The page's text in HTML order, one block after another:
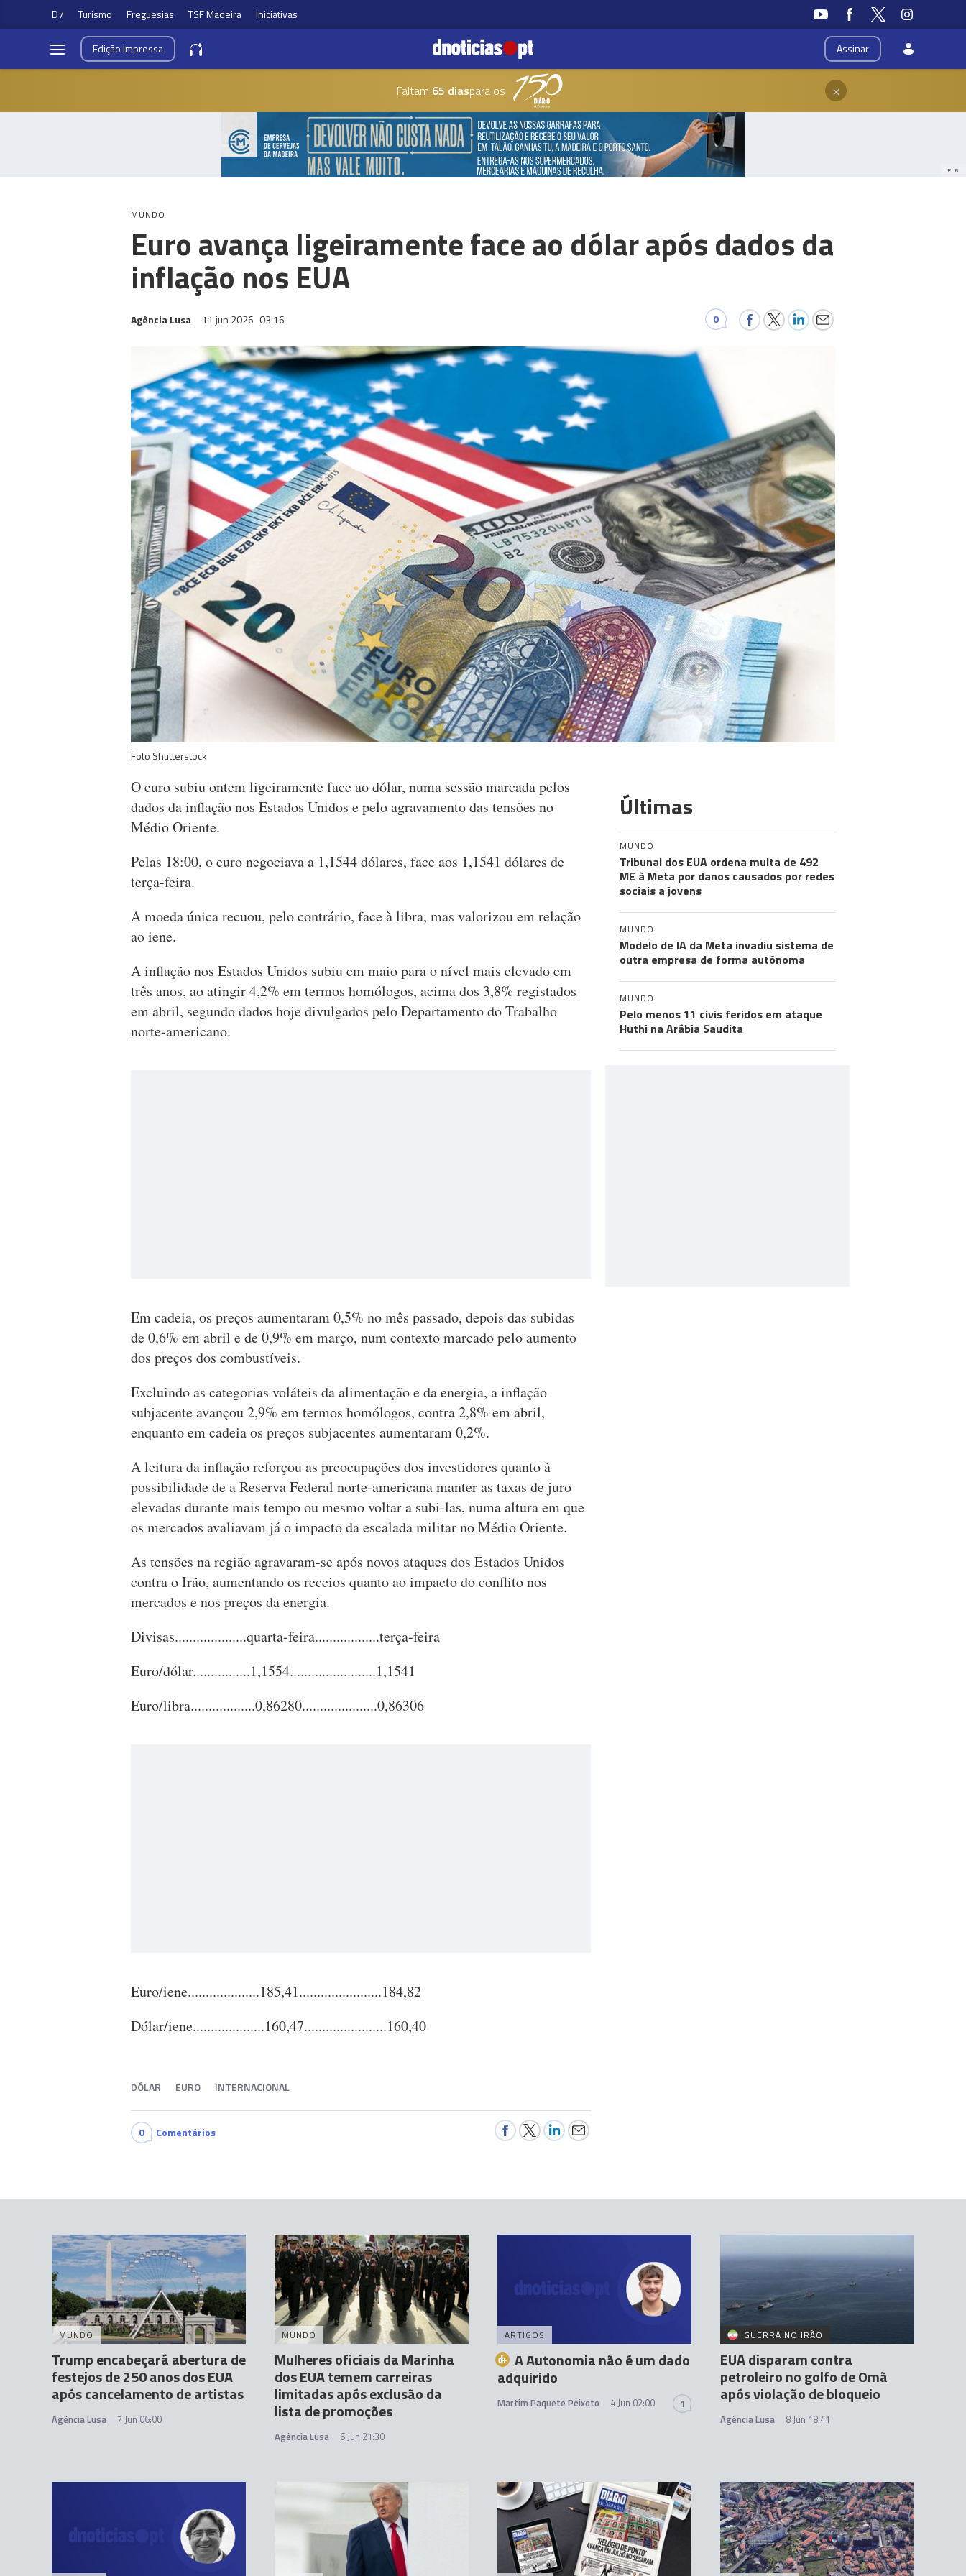
D7 Turismo Freguesias TSF Madeira Iniciativas
Assinar
EdiçãoImpressa
Faltam 65 diaspara os ×
PUB
MUNDO
Euro avança ligeiramente face ao dólar após dados da
inflação nos EUA
Agência Lusa 11 jun 2026 03:16 0
Foto Shutterstock
O euro subiu ontem ligeiramente face ao dólar, numa sessão marcada pelos
dados da inflação nos Estados Unidos e pelo agravamento das tensões no
Médio Oriente.
Pelas 18:00, o euro negociava a 1,1544 dólares, face aos 1,1541 dólares de
terça-feira.
A moeda única recuou, pelo contrário, face à libra, mas valorizou em relação
ao iene.
A inflação nos Estados Unidos subiu em maio para o nível mais elevado em
três anos, ao atingir 4,2% em termos homólogos, acima dos 3,8% registados
em abril, segundo dados hoje divulgados pelo Departamento do Trabalho
norte-americano.
Em cadeia, os preços aumentaram 0,5% no mês passado, depois das subidas
de 0,6% em abril e de 0,9% em março, num contexto marcado pelo aumento
dos preços dos combustíveis.
Excluindo as categorias voláteis da alimentação e da energia, a inflação
subjacente avançou 2,9% em termos homólogos, contra 2,8% em abril,
enquanto em cadeia os preços subjacentes aumentaram 0,2%.
A leitura da inflação reforçou as preocupações dos investidores quanto à
possibilidade de a Reserva Federal norte-americana manter as taxas de juro
elevadas durante mais tempo ou mesmo voltar a subi-las, numa altura em que
os mercados avaliavam já o impacto da escalada militar no Médio Oriente.
As tensões na região agravaram-se após novos ataques dos Estados Unidos
contra o Irão, aumentando os receios quanto ao impacto do conflito nos
mercados e nos preços da energia.
Divisas....................quarta-feira..................terça-feira
Euro/dólar................1,1554........................1,1541
Euro/libra..................0,86280.....................0,86306
Euro/iene....................185,41.......................184,82
Dólar/iene....................160,47.......................160,40
DÓLAR EURO INTERNACIONAL
0 Comentários
Últimas
MUNDO
Tribunal dos EUA ordena multa de 492
ME à Meta por danos causados por redes
sociais a jovens
MUNDO
Modelo de IA da Meta invadiu sistema de
outra empresa de forma autónoma
MUNDO
Pelo menos 11 civis feridos em ataque
Huthi na Arábia Saudita
MUNDO
Trump encabeçará abertura de
festejos de 250 anos dos EUA
após cancelamento de artistas
Agência Lusa 7 Jun 06:00
MUNDO
Mulheres oficiais da Marinha
dos EUA temem carreiras
limitadas após exclusão da
lista de promoções
Agência Lusa 6 Jun 21:30
ARTIGOS
A Autonomia não é um dado
adquirido
Martim Paquete Peixoto 4 Jun 02:00 1
GUERRA NO IRÃO
EUA disparam contra
petroleiro no golfo de Omã
após violação de bloqueio
Agência Lusa 8 Jun 18:41